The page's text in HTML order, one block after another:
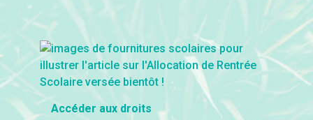
Accéder aux droits